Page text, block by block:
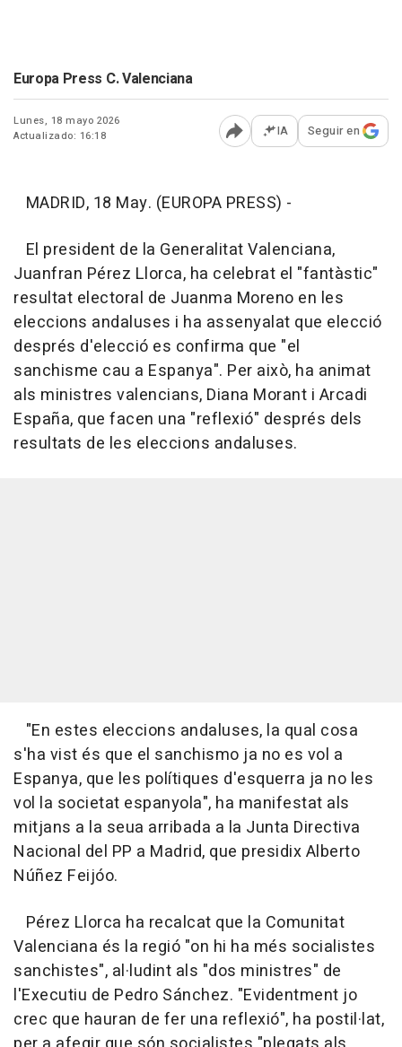
Europa Press C. Valenciana
Lunes, 18 mayo 2026
Actualizado: 16:18
Abrir opciones para
IA Seguir en
MADRID, 18 May. (EUROPA PRESS) -
El president de la Generalitat Valenciana,
Juanfran Pérez Llorca, ha celebrat el "fantàstic"
resultat electoral de Juanma Moreno en les
eleccions andaluses i ha assenyalat que elecció
després d'elecció es confirma que "el
sanchisme cau a Espanya". Per això, ha animat
als ministres valencians, Diana Morant i Arcadi
España, que facen una "reflexió" després dels
resultats de les eleccions andaluses.
"En estes eleccions andaluses, la qual cosa
s'ha vist és que el sanchismo ja no es vol a
Espanya, que les polítiques d'esquerra ja no les
vol la societat espanyola", ha manifestat als
mitjans a la seua arribada a la Junta Directiva
Nacional del PP a Madrid, que presidix Alberto
Núñez Feijóo.
Pérez Llorca ha recalcat que la Comunitat
Valenciana és la regió "on hi ha més socialistes
sanchistes", al·ludint als "dos ministres" de
l'Executiu de Pedro Sánchez. "Evidentment jo
crec que hauran de fer una reflexió", ha postil·lat,